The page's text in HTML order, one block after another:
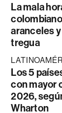
La mala
aranceles
tregua
Los 5
con mayor
2026,
Wharton